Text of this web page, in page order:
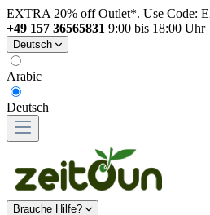
EXTRA 20% off Outlet*. Use Code:
+49 157 36565831 9:00 bis 18:00 Uhr
Deutsch
Arabic
Deutsch
Brauche Hilfe?